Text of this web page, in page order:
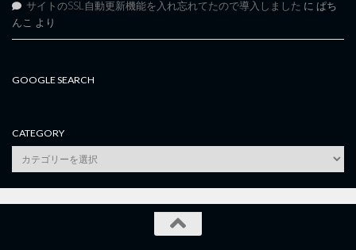
サイトのSSL自動更新機能を入れ忘れてたので導入しました に ぱち
んこ より
GOOGLE SEARCH
CATEGORY
category